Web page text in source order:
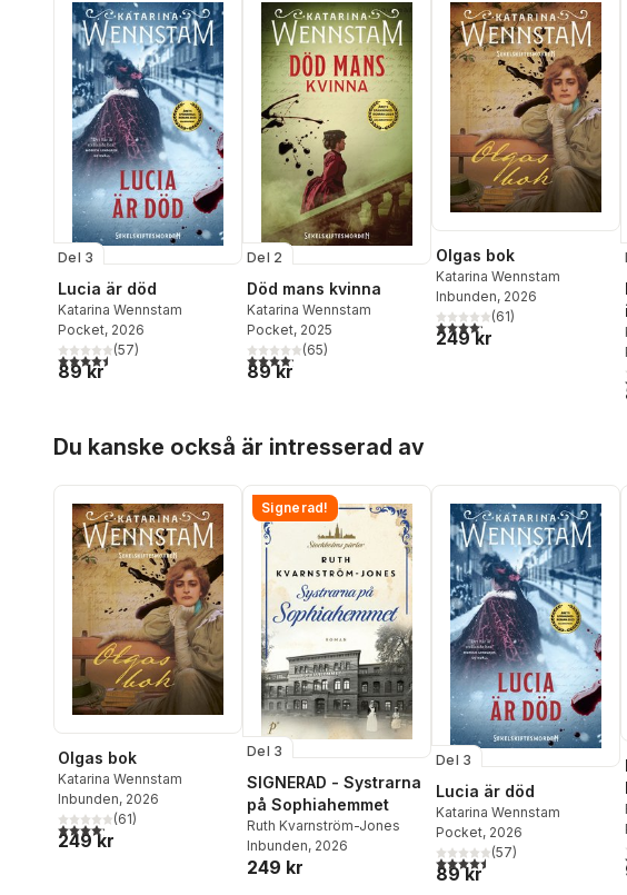
Del 3
Lucia är död
Katarina Wennstam
Pocket, 2026
4,5utav 5 stjärnor. Totalt antal röster:
(57)
89 kr
Del 2
Död mans kvinna
Katarina Wennstam
Pocket, 2025
4,2utav 5 stjärnor. Totalt antal röster:
(65)
89 kr
Olgas bok
Katarina Wennstam
Inbunden, 2026
4,2utav 5 stjärnor. Totalt antal
(61)
249 kr
Du kanske också är intresserad av
Olgas bok
Katarina Wennstam
Inbunden, 2026
4,2utav 5 stjärnor. Totalt antal röster:
(61)
249 kr
Signerad!
Del 3
SIGNERAD - Systrarna
på Sophiahemmet
Ruth Kvarnström-Jones
Inbunden, 2026
249 kr
Del 3
Lucia är död
Katarina Wennstam
Pocket, 2026
4,5utav 5 stjärnor. Totalt
(57)
89 kr